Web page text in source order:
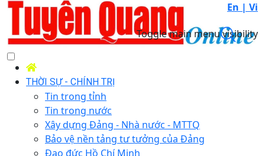
En | Vi
Toggle main menu visibility
THỜI SỰ - CHÍNH TRỊ
Tin trong tỉnh
Tin trong nước
Xây dựng Đảng - Nhà nước - MTTQ
Bảo vệ nền tảng tư tưởng của Đảng
Đạo đức Hồ Chí Minh